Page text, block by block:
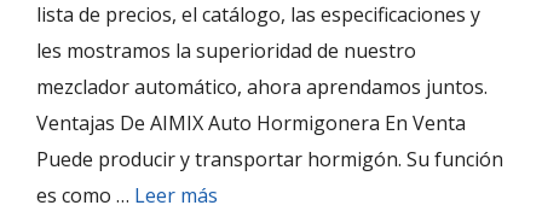
lista de precios, el catálogo, las especificaciones y
les mostramos la superioridad de nuestro
mezclador automático, ahora aprendamos juntos.
Ventajas De AIMIX Auto Hormigonera En Venta
Puede producir y transportar hormigón. Su función
es como … Leer más